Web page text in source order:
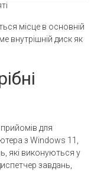
місце в основній
внутрішній диск як
для
з Windows 11,
які виконуються у
завдань,